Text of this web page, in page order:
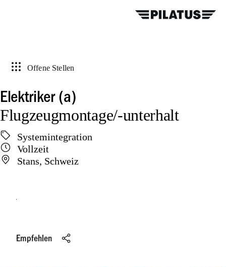
Offene Stellen
Elektriker (a)
Flugzeugmontage/-unterhalt
Systemintegration
Vollzeit
Stans, Schweiz
Online bewerben
Empfehlen